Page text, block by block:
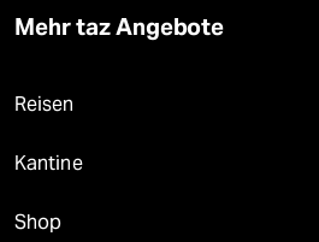
Mehr taz Angebote
Reisen
Kantine
Shop